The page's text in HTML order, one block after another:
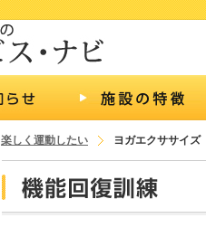
楽しく運動したい ヨガエクササイズ